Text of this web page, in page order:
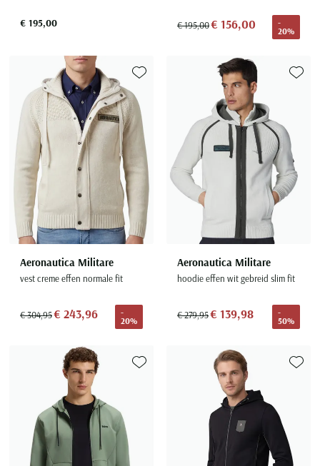
€ 195,00 € 195,00€ 156,00
-
20%
Aeronautica Militare
vest creme effen normale fit
€ 304,95€ 243,96
-
20%
Toevoegen aan favorieten
Aeronautica Militare
hoodie effen wit gebreid slim fit
€ 279,95€ 139,98
-
50%
Toevoegen aan favorieten